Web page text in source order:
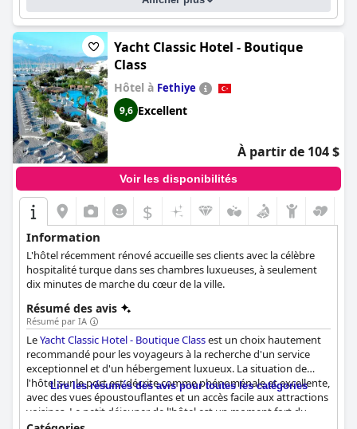
Yacht Classic Hotel - Boutique
Class
Hôtel à Fethiye
9,6 Excellent
À partir de 104 $
Voir les disponibilités
$
Information
L'hôtel récemment rénové accueille ses clients avec la célèbre
hospitalité turque dans ses chambres luxueuses, à seulement
dix minutes de marche du cœur de la ville.
Résumé des avis
Résumé par IA
LeYacht Classic Hotel - Boutique Classest un choix hautement
recommandé pour les voyageurs à la recherche d'un service
exceptionnel et d'un hébergement luxueux. La situation de
l'hôtel sur le port est décrite comme phénoménale et excellente,
avec des vues époustouflantes et un accès facile aux attractions
voisines. Le petit déjeuner de l'hôtel est un moment fort du
séjour, les clients faisant l'éloge du choix et de la qualité de la
Lire les résumés des avis pour toutes les catégories